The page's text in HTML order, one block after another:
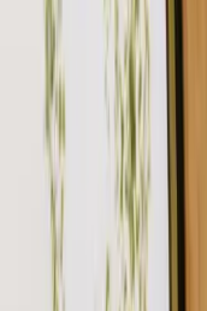
i New
i New South Wales
som fortsatt kan